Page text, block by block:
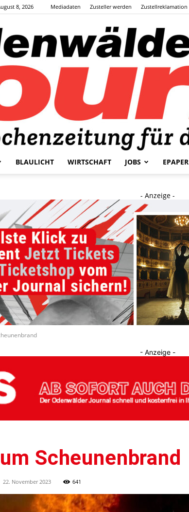
8, 2026 Mediadaten Zusteller werden Zustellreklamation
Journal
BLAULICHT WIRTSCHAFT JOBS EPAPER
- Anzeige -
- Anzeige -
Scheunenbrand
22. November 2023 641